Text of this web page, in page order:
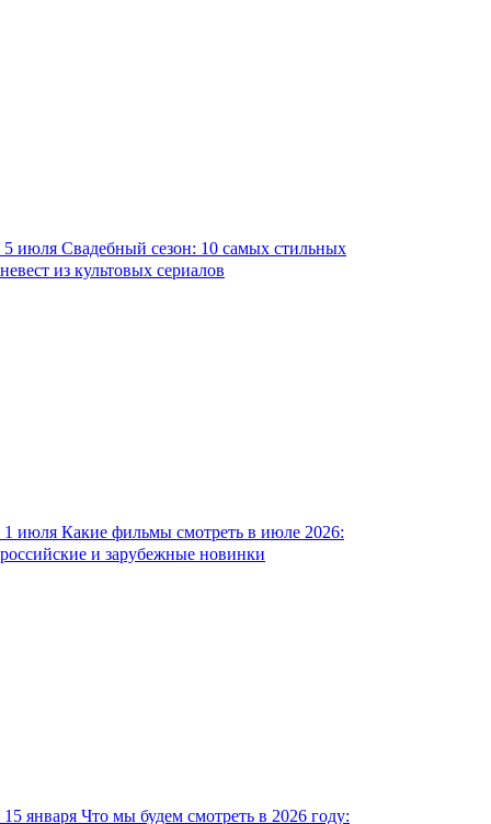
5 июля Свадебный сезон: 10 самых стильных
невест из культовых сериалов
1 июля Какие фильмы смотреть в июле 2026:
российские и зарубежные новинки
15 января Что мы будем смотреть в 2026 году: